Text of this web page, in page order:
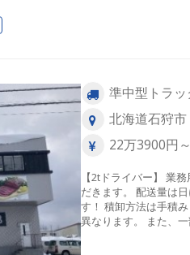
準中型トラ
北海道石狩市
22万3900円
【2tドライバー】 業
だきます。 配送量は
す！ 積卸方法は手積
異なります。 また、
います。 ＜配送エリア＞ 主に札幌市及び近郊 ＜1日の流れ（一例）＞
6:00 出勤 検品チェッ